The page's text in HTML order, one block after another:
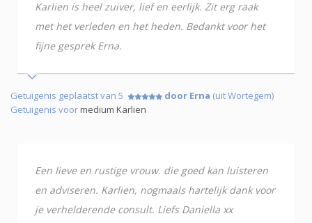
Karlien is heel zuiver, lief en eerlijk. Zit erg raak
met het verleden en het heden. Bedankt voor het
fijne gesprek Erna.
Getuigenis geplaatst van 5 door Erna (uit Wortegem)
Getuigenis voormedium Karlien
Een lieve en rustige vrouw. die goed kan luisteren
en adviseren. Karlien, nogmaals hartelijk dank voor
je verhelderende consult. Liefs Daniella xx